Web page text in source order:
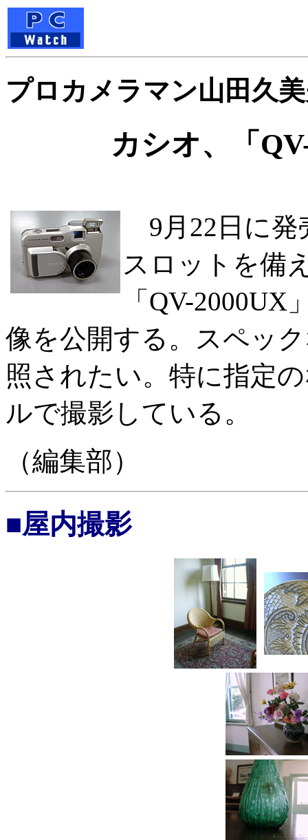
プロカメラマン山田久
カシオ、「
9月22日に発
スロットを備
「QV-
像を公開する。スペッ
照されたい。特に指定
ルで撮影している。
（編集部）
■屋内撮影